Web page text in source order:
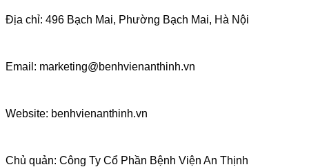
Địa chỉ: 496 Bạch Mai, Phường Bạch Mai, Hà Nội
Email: marketing@benhvienanthinh.vn
Website: benhvienanthinh.vn
Chủ quản: Công Ty Cổ Phần Bệnh Viện An Thịnh